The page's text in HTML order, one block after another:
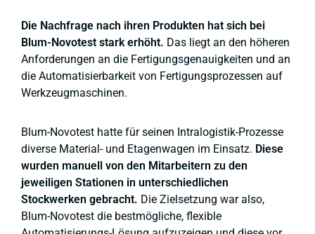
Die Nachfrage nach ihren Produkten hat sich bei
Blum-Novotest stark erhöht. Das liegt an den höheren
Anforderungen an die Fertigungsgenauigkeiten und an
die Automatisierbarkeit von Fertigungsprozessen auf
Werkzeugmaschinen.
Blum-Novotest hatte für seinen Intralogistik-Prozesse
diverse Material- und Etagenwagen im Einsatz. Diese
wurden manuell von den Mitarbeitern zu den
jeweiligen Stationen in unterschiedlichen
Stockwerken gebracht. Die Zielsetzung war also,
Blum-Novotest die bestmögliche, flexible